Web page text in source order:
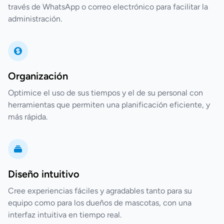
través de WhatsApp o correo electrónico para facilitar la
administración.
Organización
Optimice el uso de sus tiempos y el de su personal con
herramientas que permiten una planificación eficiente, y
más rápida.
Diseño intuitivo
Cree experiencias fáciles y agradables tanto para su
equipo como para los dueños de mascotas, con una
interfaz intuitiva en tiempo real.